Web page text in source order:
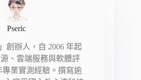
Pseric
創辦人，自 2006 年起
、雲端服務與軟體評
專業實測經驗。撰寫逾